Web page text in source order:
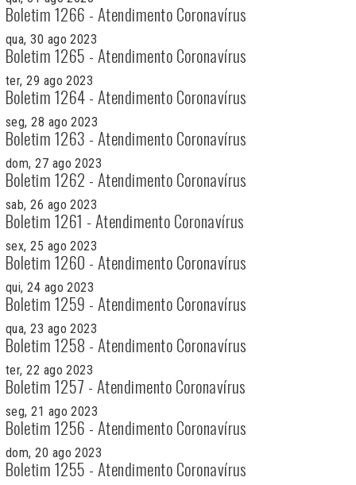
Boletim 1266 - Atendimento Coronavírus
qua, 30 ago 2023
Boletim 1265 - Atendimento Coronavírus
ter, 29 ago 2023
Boletim 1264 - Atendimento Coronavírus
seg, 28 ago 2023
Boletim 1263 - Atendimento Coronavírus
dom, 27 ago 2023
Boletim 1262 - Atendimento Coronavírus
sab, 26 ago 2023
Boletim 1261 - Atendimento Coronavírus
sex, 25 ago 2023
Boletim 1260 - Atendimento Coronavírus
qui, 24 ago 2023
Boletim 1259 - Atendimento Coronavírus
qua, 23 ago 2023
Boletim 1258 - Atendimento Coronavírus
ter, 22 ago 2023
Boletim 1257 - Atendimento Coronavírus
seg, 21 ago 2023
Boletim 1256 - Atendimento Coronavírus
dom, 20 ago 2023
Boletim 1255 - Atendimento Coronavírus